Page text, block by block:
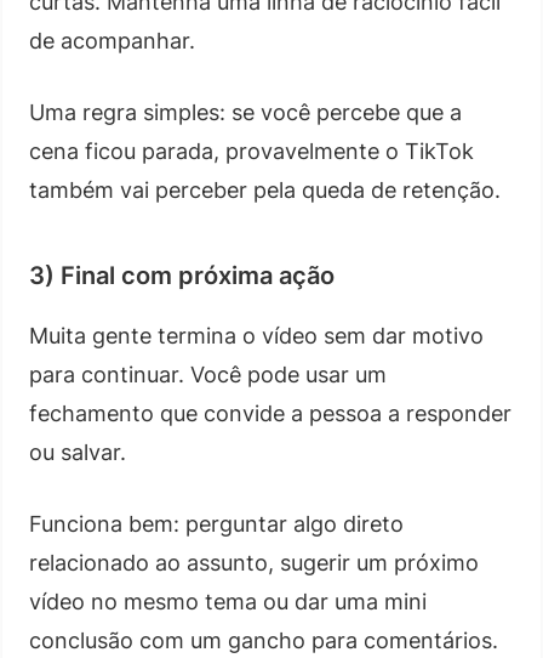
de acompanhar.
Uma regra simples: se você percebe que a
cena ficou parada, provavelmente o TikTok
também vai perceber pela queda de retenção.
3) Final com próxima ação
Muita gente termina o vídeo sem dar motivo
para continuar. Você pode usar um
fechamento que convide a pessoa a responder
ou salvar.
Funciona bem: perguntar algo direto
relacionado ao assunto, sugerir um próximo
vídeo no mesmo tema ou dar uma mini
conclusão com um gancho para comentários.